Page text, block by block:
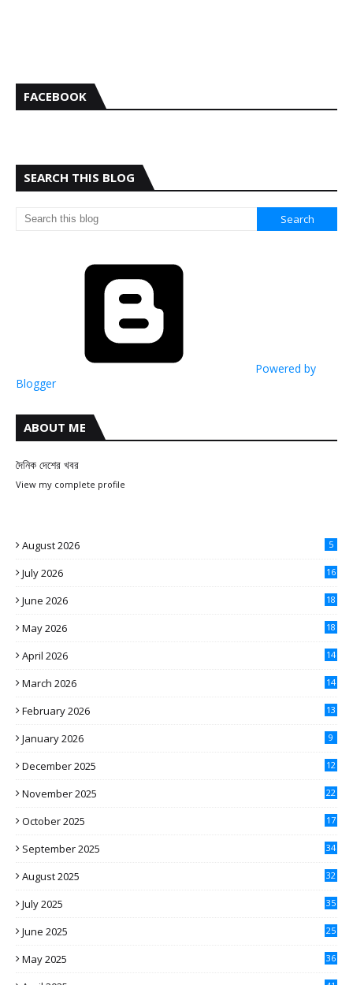
FACEBOOK
SEARCH THIS BLOG
Powered by
Blogger
ABOUT ME
দৈনিক দেশের খবর
View my complete profile
August 2026 5
July 2026 16
June 2026 18
May 2026 18
April 2026 14
March 2026 14
February 2026 13
January 2026 9
December 2025 12
November 2025 22
October 2025 17
September 2025 34
August 2025 32
July 2025 35
June 2025 25
May 2025 36